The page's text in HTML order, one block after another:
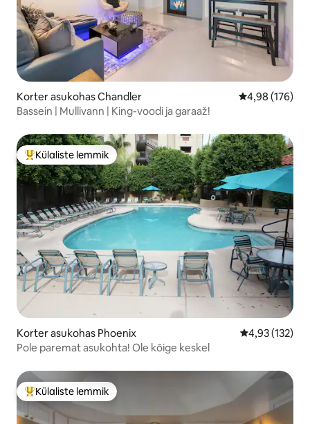
Korter asukohas Chandler Keskmine
4,98 (176)
Bassein | Mullivann | King-voodi ja garaaž!
Külaliste suur lemmik
Külaliste lemmik
Korter asukohas Phoenix Keskmine
4,93 (132)
Pole paremat asukohta! Ole kõige keskel
Külaliste suur lemmik
Külaliste lemmik